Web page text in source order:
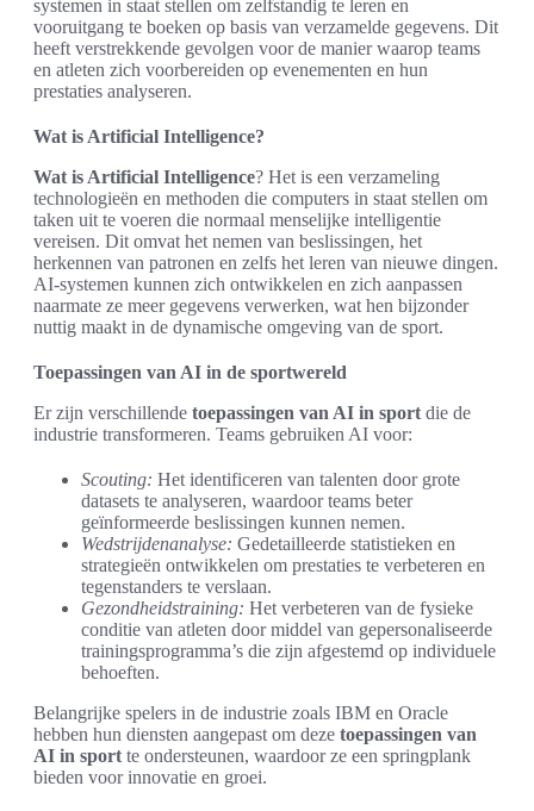
systemen in staat stellen om zelfstandig te leren en
vooruitgang te boeken op basis van verzamelde gegevens. Dit
heeft verstrekkende gevolgen voor de manier waarop teams
en atleten zich voorbereiden op evenementen en hun
prestaties analyseren.
Wat is Artificial Intelligence?
Wat is Artificial Intelligence? Het is een verzameling
technologieën en methoden die computers in staat stellen om
taken uit te voeren die normaal menselijke intelligentie
vereisen. Dit omvat het nemen van beslissingen, het
herkennen van patronen en zelfs het leren van nieuwe dingen.
AI-systemen kunnen zich ontwikkelen en zich aanpassen
naarmate ze meer gegevens verwerken, wat hen bijzonder
nuttig maakt in de dynamische omgeving van de sport.
Toepassingen van AI in de sportwereld
Er zijn verschillende toepassingen van AI in sport die de
industrie transformeren. Teams gebruiken AI voor:
Scouting: Het identificeren van talenten door grote
datasets te analyseren, waardoor teams beter
geïnformeerde beslissingen kunnen nemen.
Wedstrijdenanalyse: Gedetailleerde statistieken en
strategieën ontwikkelen om prestaties te verbeteren en
tegenstanders te verslaan.
Gezondheidstraining: Het verbeteren van de fysieke
conditie van atleten door middel van gepersonaliseerde
trainingsprogramma’s die zijn afgestemd op individuele
behoeften.
Belangrijke spelers in de industrie zoals IBM en Oracle
hebben hun diensten aangepast om deze toepassingen van
AI in sport te ondersteunen, waardoor ze een springplank
bieden voor innovatie en groei.